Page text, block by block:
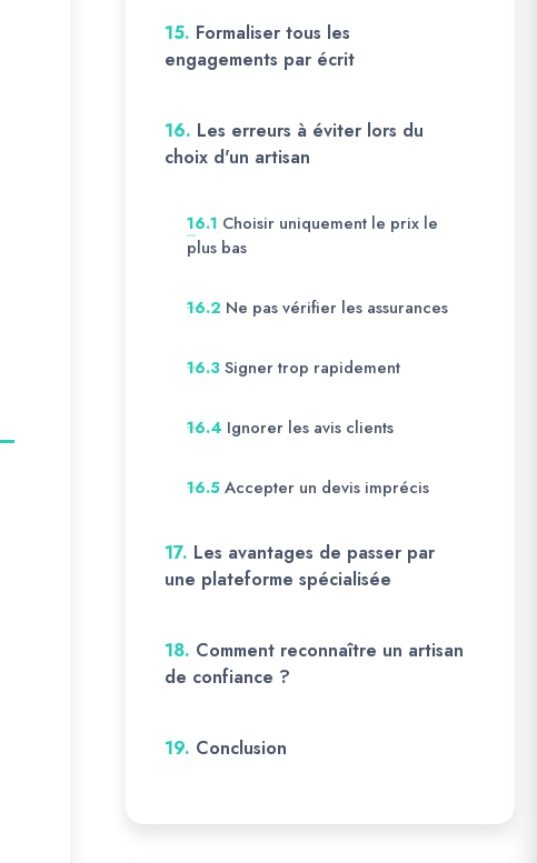
15. Formaliser tous les
engagements par écrit
16. Les erreurs à éviter lors du
choix d'un artisan
16.1 Choisir uniquement le prix le
plus bas
16.2 Ne pas vérifier les assurances
16.3 Signer trop rapidement
16.4 Ignorer les avis clients
16.5 Accepter un devis imprécis
17. Les avantages de passer par
une plateforme spécialisée
18. Comment reconnaître un artisan
de confiance ?
19. Conclusion